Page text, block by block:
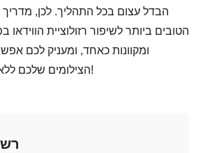
הטובים ביותר לשיפור רזולוציית הווידאו
ומקוונות כאחד, ומעניק לכם
הצילומים שלכם ללא מאמץ. שדרגו עכשיו!